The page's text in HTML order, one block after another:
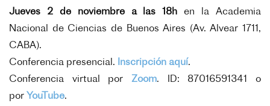
Jueves 2 de noviembre a las 18h en la
Academia
Nacional de Ciencias de Buenos Aires (Av. Alvear 1711,
CABA).
Conferencia presencial.
Inscripción aquí.
Conferencia virtual por Zoom. ID: 87016591341 o
por YouTube.